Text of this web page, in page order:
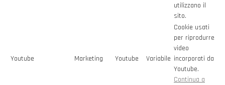
utilizzano il
sito.
Youtube Marketing Youtube Variabile
Cookie usati
per riprodurre
video
incorporati da
Youtube.
Continua a